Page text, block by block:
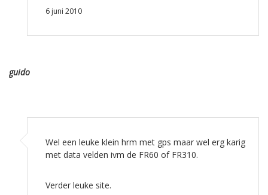
6 juni 2010
guido
Wel een leuke klein hrm met gps maar wel erg karig
met data velden ivm de FR60 of FR310.
Verder leuke site.